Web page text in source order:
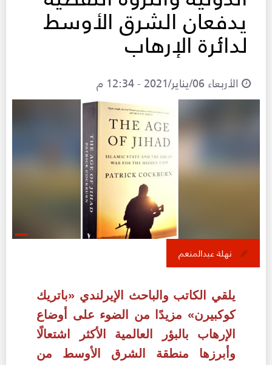
يدفعان الشرق الأوسط
لدائرة الإرهاب
الأربعاء 06/يناير/2021 - 12:34 م
نهلة عبدالمنعم
يلقي الكاتب والباحث الإيرلندي «باتريك
كوكبيرن» مزيدًا من الضوء على أوضاع
الإرهاب بالبؤر العالمية الأكثر اشتعالًا
وأبرزها منطقة الشرق الأوسط من